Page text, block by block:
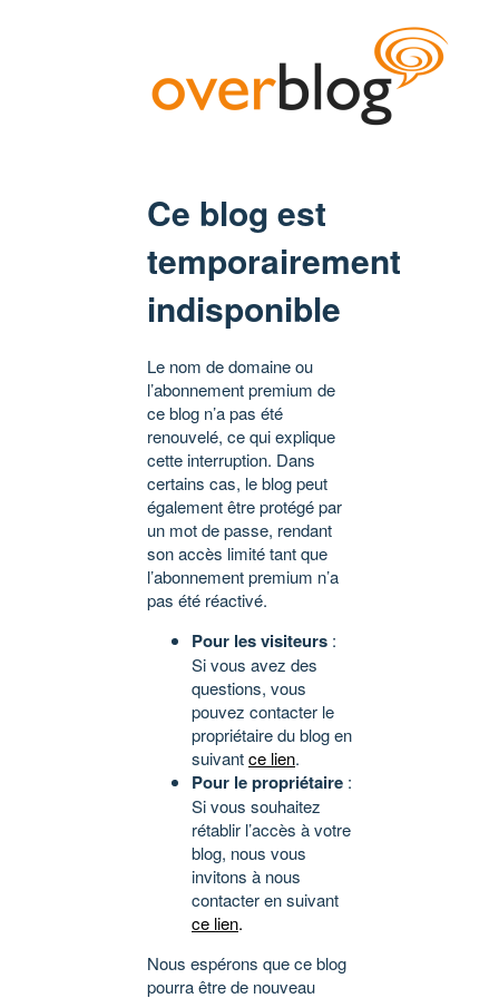
Ce blog est
temporairement
indisponible
Le nom de domaine ou
l’abonnement premium de
ce blog n’a pas été
renouvelé, ce qui explique
cette interruption. Dans
certains cas, le blog peut
également être protégé par
un mot de passe, rendant
son accès limité tant que
l’abonnement premium n’a
pas été réactivé.
Pour les visiteurs :
Si vous avez des
questions, vous
pouvez contacter le
propriétaire du blog en
suivantce lien.
Pour le propriétaire :
Si vous souhaitez
rétablir l’accès à votre
blog, nous vous
invitons à nous
contacter en suivant
ce lien.
Nous espérons que ce blog
pourra être de nouveau